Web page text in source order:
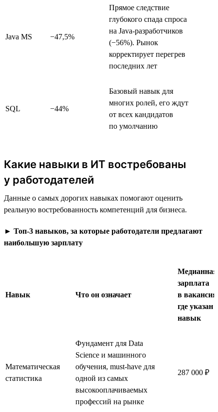
Java MS −47,5%
Прямое следствие
глубокого спада спроса
на Java-разработчиков
(−56%). Рынок
корректирует перегрев
последних лет
SQL −44%
Базовый навык для
многих ролей, его ждут
от всех кандидатов
по умолчанию
Какие навыки в ИТ востребованы
у работодателей
Данные о самых дорогих навыках помогают оценить
реальную востребованность компетенций для бизнеса.
► Топ-3 навыков, за которые работодатели предлагают
наибольшую зарплату
Навык Что он означает
Медианная
зарплата
в
где указан
навык
Математическая
статистика
Фундамент для Data
Science и машинного
обучения, must-have для
одной из самых
высокооплачиваемых
профессий на рынке
287 000 ₽